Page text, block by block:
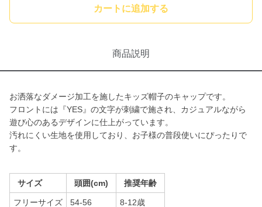
カートに追加する
商品説明
お洒落なダメージ加工を施したキッズ帽子のキャップです。
フロントには『YES』の文字が刺繍で施され、カジュアルながら
遊び心のあるデザインに仕上がっています。
汚れにくい生地を使用しており、お子様の普段使いにぴったりで
す。
サイズ 頭囲(cm) 推奨年齢
フリーサイズ 54-56 8-12歳